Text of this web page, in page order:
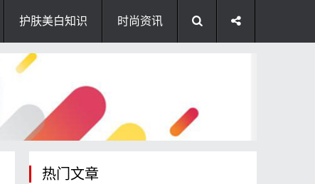
护肤美白知识 时尚资讯
热门文章